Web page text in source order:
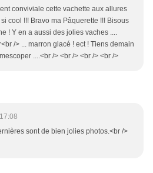
conviviale cette vachette aux allures
cool !!! Bravo ma Pâquerette !!! Bisous
! Y en a aussi des jolies vaches ....
/> ... marron glacé ! ect ! Tiens demain
....<br /> <br /> <br /> <br />
sont de bien jolies photos.<br />